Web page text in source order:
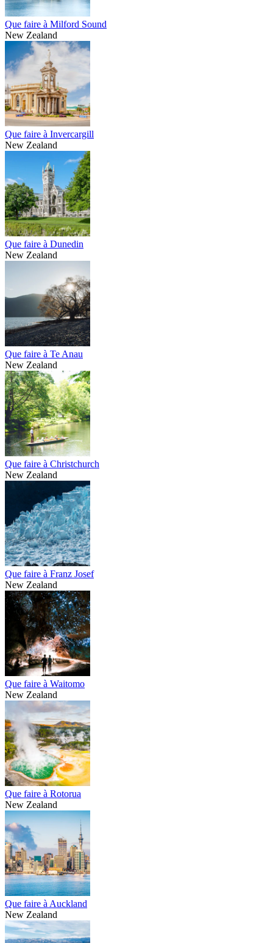
Que faire à Milford Sound
New Zealand
Que faire à Invercargill
New Zealand
Que faire à Dunedin
New Zealand
Que faire à Te Anau
New Zealand
Que faire à Christchurch
New Zealand
Que faire à Franz Josef
New Zealand
Que faire à Waitomo
New Zealand
Que faire à Rotorua
New Zealand
Que faire à Auckland
New Zealand